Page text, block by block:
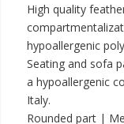
High quality
hypoallergenic
Seating and sofa
a hypoallergenic
Italy.
Rounded part |